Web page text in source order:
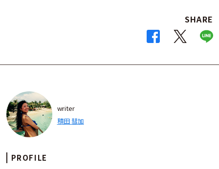
SHARE
writer
積田 彗加
PROFILE